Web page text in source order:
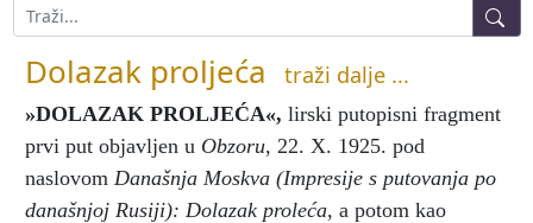
Dolazak proljeća traži dalje ...
»DOLAZAK PROLJEĆA«, lirski putopisni fragment
prvi put objavljen u Obzoru, 22. X. 1925. pod
naslovom Današnja Moskva (Impresije s putovanja po
današnjoj Rusiji): Dolazak proleća, a potom kao